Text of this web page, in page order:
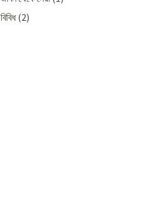
বিবিধ(2)